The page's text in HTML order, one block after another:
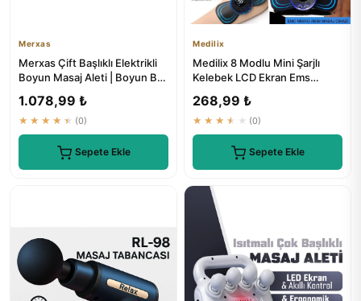
Merxas
Merxas Çift Başlıklı Elektrikli
Boyun Masaj Aleti | Boyun Bel
1.078,99 ₺
★★★★★ (0)
Sepete Ekle
Medilix
Medilix 8 Modlu Mini Şarjlı
Kelebek LCD Ekran Ems
268,99 ₺
★★★★★ (0)
Sepete Ekle